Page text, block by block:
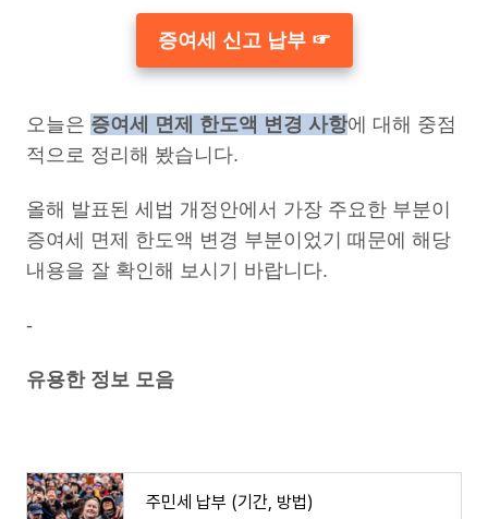
증여세 신고 납부 ☞
오늘은 증여세 면제 한도액 변경 사항에 대해 중점
적으로 정리해 봤습니다.
올해 발표된 세법 개정안에서 가장 주요한 부분이
증여세 면제 한도액 변경 부분이었기 때문에 해당
내용을 잘 확인해 보시기 바랍니다.
-
유용한 정보 모음
주민세 납부 (기간, 방법)